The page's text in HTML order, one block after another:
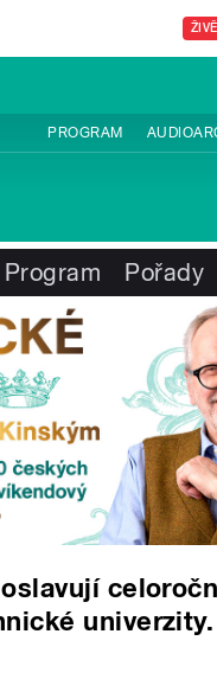
ŽIVĚ
PROGRAM
Program Pořady